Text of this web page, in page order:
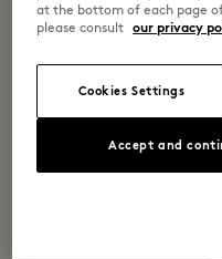
at the bottom of each page
please consult our privacy
Cookies Settings
Accept and